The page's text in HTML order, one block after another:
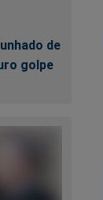
de
golpe